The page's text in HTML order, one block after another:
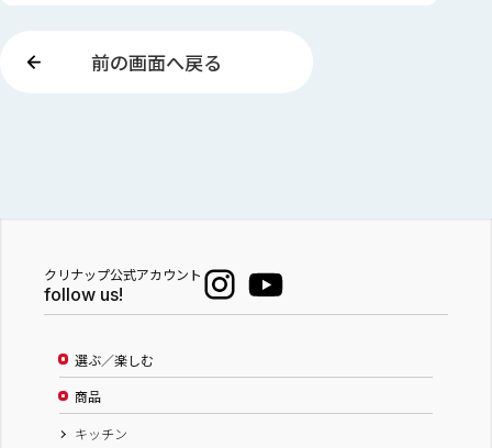
前の画面へ戻る
クリナップ公式アカウント
follow us!
選ぶ／楽しむ
商品
キッチン